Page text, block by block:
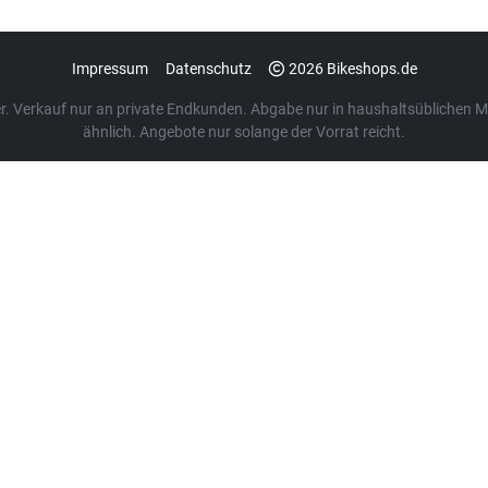
Impressum Datenschutz 2026 Bikeshops.de
Verkauf nur an private Endkunden. Abgabe nur in haushaltsüblichen
ähnlich. Angebote nur solange der Vorrat reicht.